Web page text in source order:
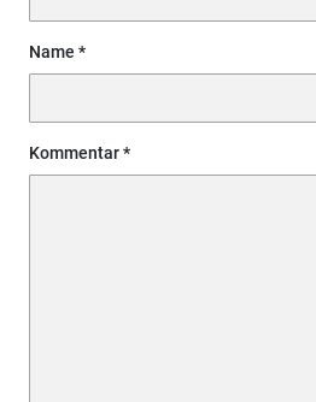
Name
Kommentar